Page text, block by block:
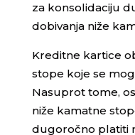
za konsolidaciju
dobivanja niže
Kreditne kartice
stope koje se
Nasuprot tome,
niže kamatne
dugoročno platiti